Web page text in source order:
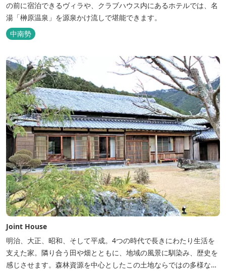
の前に宿泊できるヴィラや、クラブハウス内にあるホテルでは、名
湯「榊原温泉」を源泉かけ流しで堪能できます。
中南勢
Joint House
明治、大正、昭和、そして平成。4つの時代で長きにわたり生活を
支えた家。隣り合う田や畑とともに、地域の風景に馴染み、歴史を
感じさせます。森林資源を中心としたこの土地ならではの多様な自